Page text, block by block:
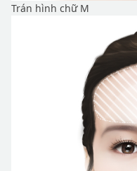
Trán hình chữ M